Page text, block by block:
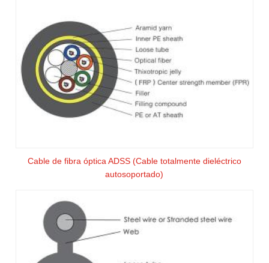
Cable de fibra óptica ADSS (Cable totalmente dieléctrico
autosoportado)